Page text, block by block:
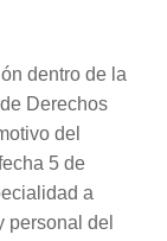
dentro de la
Derechos
del
5 de
a
personal del